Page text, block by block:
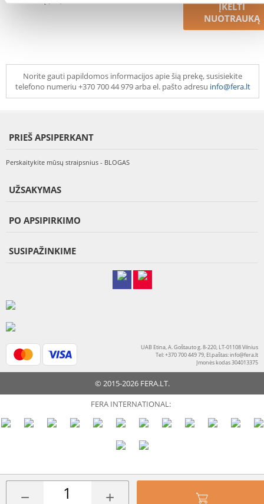
− +
ĮKELTI
NUOTRAUKĄ
Norite gauti papildomos informacijos apie šią prekę, susisiekite
telefono numeriu +370 700 44 979 arba el. pašto adresu info@fera.lt
PRIEŠ APSIPERKANT
Perskaitykite mūsų straipsnius - BLOGAS
UŽSAKYMAS
PO APSIPIRKIMO
SUSIPAŽINKIME
UAB Etina, A. Goštauto g. 8-220, LT-01108 Vilnius
Tel: +370 700 449 79, El.paštas:info@fera.lt
Įmonės kodas 304013375
© 2015-2026 FERA.LT.
FERA INTERNATIONAL: